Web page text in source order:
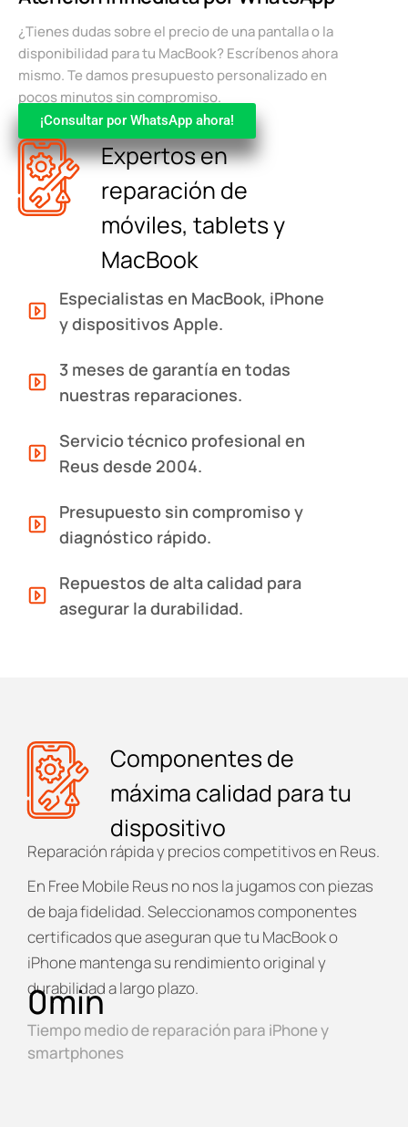
¿Tienes dudas sobre el precio de una pantalla o la
disponibilidad para tu MacBook? Escríbenos ahora
mismo. Te damos presupuesto personalizado en
pocos minutos sin compromiso.
¡Consultar por WhatsApp ahora!
Expertos en
reparación de
móviles, tablets y
MacBook
Especialistas en MacBook, iPhone
y dispositivos Apple.
3 meses de garantía en todas
nuestras reparaciones.
Servicio técnico profesional en
Reus desde 2004.
Presupuesto sin compromiso y
diagnóstico rápido.
Repuestos de alta calidad para
asegurar la durabilidad.
Componentes de
máxima calidad para tu
dispositivo
Reparación rápida y precios competitivos en Reus.
En Free Mobile Reus no nos la jugamos con piezas
de baja fidelidad. Seleccionamos componentes
certificados que aseguran que tu MacBook o
iPhone mantenga su rendimiento original y
durabilidad a largo plazo.
Tiempo medio de reparación para iPhone y
smartphones
0min